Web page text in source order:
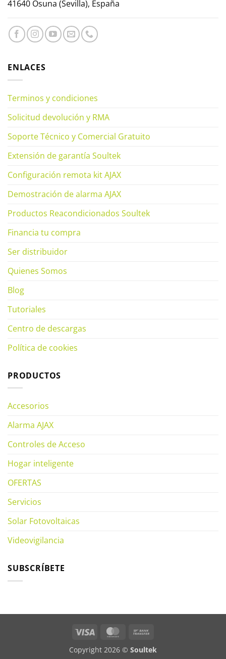
41640 Osuna (Sevilla), España
ENLACES
Terminos y condiciones
Solicitud devolución y RMA
Soporte Técnico y Comercial Gratuito
Extensión de garantía Soultek
Configuración remota kit AJAX
Demostración de alarma AJAX
Productos Reacondicionados Soultek
Financia tu compra
Ser distribuidor
Quienes Somos
Blog
Tutoriales
Centro de descargas
Política de cookies
PRODUCTOS
Accesorios
Alarma AJAX
Controles de Acceso
Hogar inteligente
OFERTAS
Servicios
Solar Fotovoltaicas
Videovigilancia
SUBSCRÍBETE
Visa MasterCard
Copyright 2026 © Soultek